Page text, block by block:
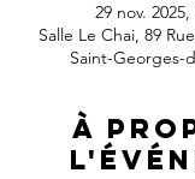
29 nov.
Salle Le Chai, 89
Saint-Georges-
À